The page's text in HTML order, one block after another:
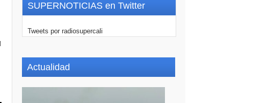
SUPERNOTICIAS en Twitter
Tweets por radiosupercali
Actualidad